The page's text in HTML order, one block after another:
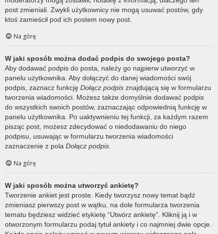
post zmieniali. Zwykli użytkownicy nie mogą usuwać postów, gdy
ktoś zamieścił pod ich postem nowy post.
Na górę
W jaki sposób można dodać podpis do swojego posta?
Aby dodawać podpis do posta, należy go najpierw utworzyć w
panelu użytkownika. Aby dołączyć do danej wiadomości swój
podpis, zaznacz funkcję Dołącz podpis znajdującą się w formularzu
tworzenia wiadomości. Możesz także domyślnie dodawać podpis
do wszystkich swoich postów, zaznaczając odpowiednią funkcję w
panelu użytkownika. Po uaktywnieniu tej funkcji, za każdym razem
pisząc post, możesz zdecydować o niedodawaniu do niego
podpisu, usuwając w formularzu tworzenia wiadomości
zaznaczenie z pola Dołącz podpis.
Na górę
W jaki sposób można utworzyć ankietę?
Tworzenie ankiet jest proste. Kiedy tworzysz nowy temat bądź
zmieniasz pierwszy post w wątku, na dole formularza tworzenia
tematu będziesz widzieć etykietę “Utwórz ankietę”. Kliknij ją i w
otworzonym formularzu podaj tytuł ankiety i co najmniej dwie opcje.